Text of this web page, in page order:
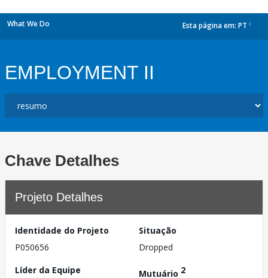
What We Do Esta página em: PT
EMPLOYMENT II
Chave Detalhes
Projeto Detalhes
Identidade do Projeto
P050656
Situação
Dropped
Líder da Equipe
Mutuário 2